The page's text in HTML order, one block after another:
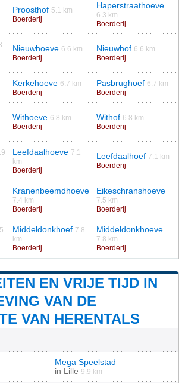
Proosthof 5.1 km
Boerderij
Haperstraathoeve
6.3 km
Boerderij
Nieuwhoeve 6.6 km
Boerderij
Nieuwhof 6.6 km
Boerderij
Kerkehoeve 6.7 km
Boerderij
Pasbrughoef 6.7 km
Boerderij
Withoeve 6.8 km
Boerderij
Withof 6.8 km
Boerderij
Leefdaalhoeve 7.1
km
Boerderij
Leefdaalhoef 7.1 km
Boerderij
Kranenbeemdhoeve
7.4 km
Boerderij
Eikeschranshoeve
7.5 km
Boerderij
Middeldonkhoef 7.8
km
Boerderij
Middeldonkhoeve
7.8 km
Boerderij
EN VRIJE TIJD IN
VAN DE
VAN HERENTALS
Mega Speelstad
in Lille 9.9 km